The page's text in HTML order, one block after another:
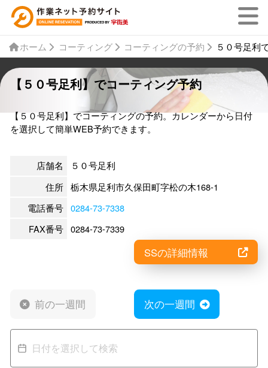
ホーム コーティング コーティングの予約 ５０号足利
【５０号足利】でコーティング予約
【５０号足利】でコーティングの予約。カレンダーから日付
を選択して簡単WEB予約できます。
店舗名
５０号足利
住所 栃木県足利市久保田町字松の木168-1
電話番号 0284-73-7338
FAX番号 0284-73-7339
SSの詳細情報
前の一週間 次の一週間